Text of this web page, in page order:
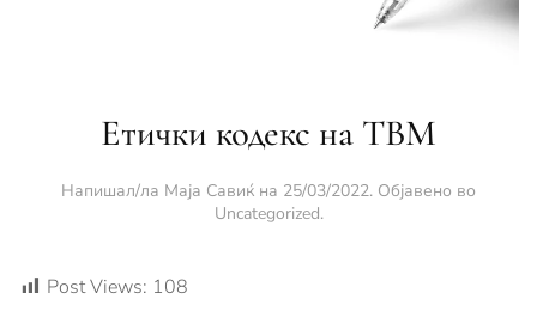
Етички кодекс на ТВМ
Напишал/ла Маја Савиќ на 25/03/2022. Објавено во
Uncategorized.
Post Views: 108